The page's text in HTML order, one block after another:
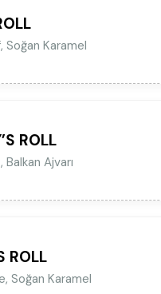
Soğan Karamel
ROLL
Ajvarı
ROLL
Soğan Karamel